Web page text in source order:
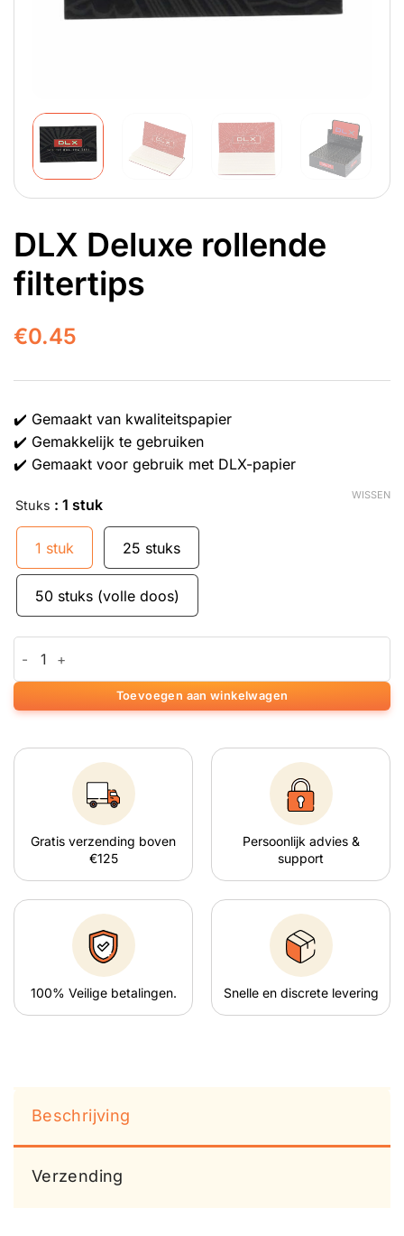
DLX Deluxe rollende
filtertips
€0.45
✔️ Gemaakt van kwaliteitspapier
✔️ Gemakkelijk te gebruiken
✔️ Gemaakt voor gebruik met DLX-papier
Stuks : 1 stuk
1 stuk 25 stuks
50 stuks (volle doos)
WISSEN
Toevoegen aan winkelwagen
Gratis verzending boven
€125
Persoonlijk advies &
support
100% Veilige betalingen. Snelle en discrete levering
Beschrijving
Verzending